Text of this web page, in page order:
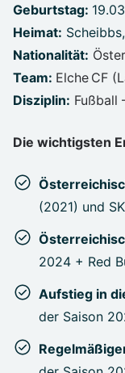
Geburtstag:
Heimat:
Nationalität:
Team: Elche CF
Disziplin: Fußball
Die wichtigsten
(2021) und
2024 + Red
Aufstieg in
der Saison